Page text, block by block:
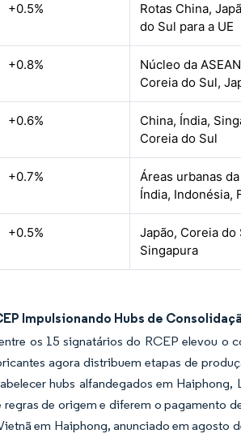
+0.5%
Rotas China,
do Sul para a UE
+0.8%
Núcleo da
Coreia do Sul,
+0.6%
China, Índia,
Coreia do Sul
+0.7%
Áreas urbanas
Índia, Indonésia,
+0.5%
Japão, Coreia do
Singapura
Impulsionando Hubs de
os 15 signatários do RCEP elevou o
agora distribuem etapas de
hubs alfandegados em Haiphong,
de origem e diferem o pagamento
em Haiphong, anunciado em agosto